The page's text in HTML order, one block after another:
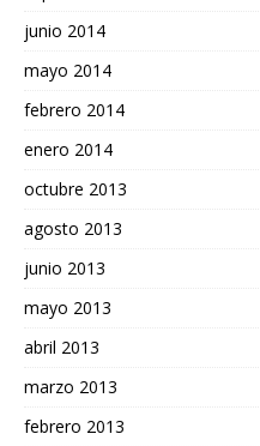
junio 2014
mayo 2014
febrero 2014
enero 2014
octubre 2013
agosto 2013
junio 2013
mayo 2013
abril 2013
marzo 2013
febrero 2013